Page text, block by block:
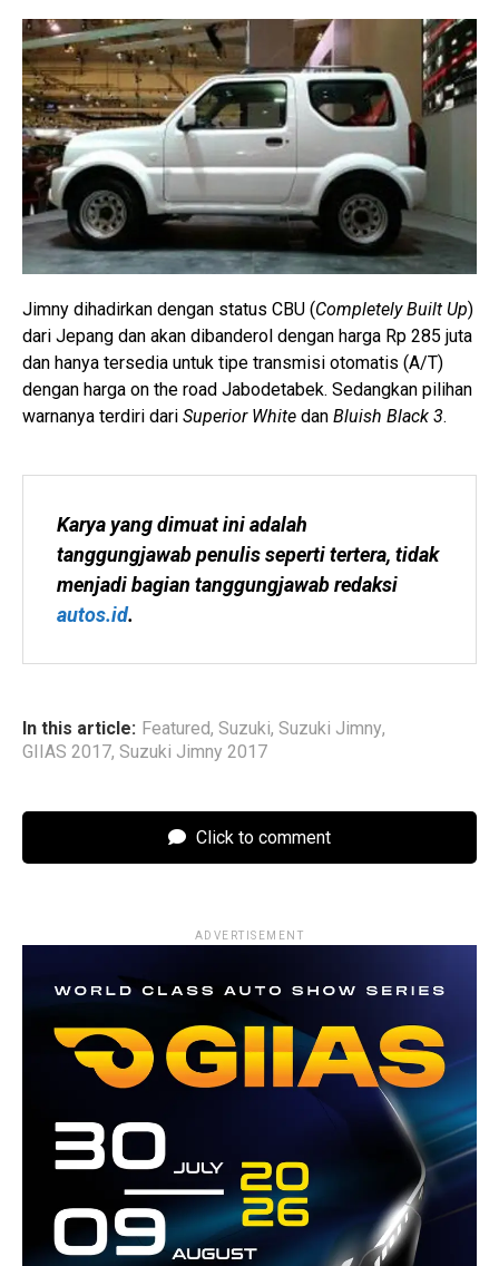
Jimny dihadirkan dengan status CBU (Completely Built Up)
dari Jepang dan akan dibanderol dengan harga Rp 285 juta
dan hanya tersedia untuk tipe transmisi otomatis (A/T)
dengan harga on the road Jabodetabek. Sedangkan pilihan
warnanya terdiri dari Superior White dan Bluish Black 3.
Karya yang dimuat ini adalah
tanggungjawab penulis seperti tertera, tidak
autos.id.
In this article: Featured, Suzuki, Suzuki Jimny,
GIIAS 2017, Suzuki Jimny 2017
Click to comment
ADVERTISEMENT